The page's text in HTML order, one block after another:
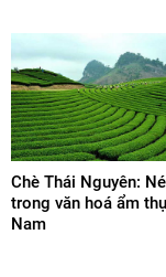
Chè Thái Nguyên:
trong văn hoá ẩm
Nam